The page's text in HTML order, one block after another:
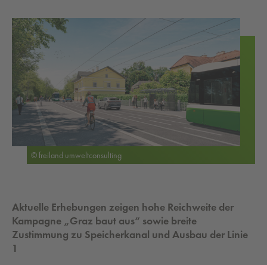
© freiland umweltconsulting
Aktuelle Erhebungen zeigen hohe Reichweite der
Kampagne „Graz baut aus“ sowie breite
Zustimmung zu Speicherkanal und Ausbau der Linie
1